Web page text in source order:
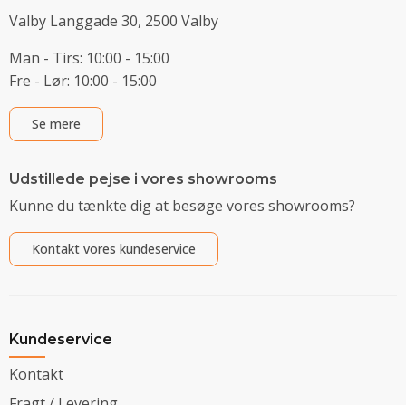
Valby Langgade 30, 2500 Valby
Man - Tirs: 10:00 - 15:00
Fre - Lør: 10:00 - 15:00
Se mere
Udstillede pejse i vores showrooms
Kunne du tænkte dig at besøge vores showrooms?
Kontakt vores kundeservice
Kundeservice
Kontakt